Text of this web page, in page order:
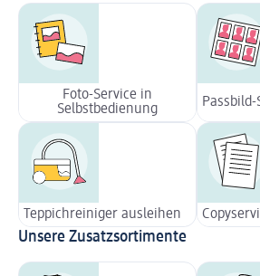
Foto-Service in
Selbstbedienung
Passbild-
Teppichreiniger ausleihen
Unsere Zusatzsortimente